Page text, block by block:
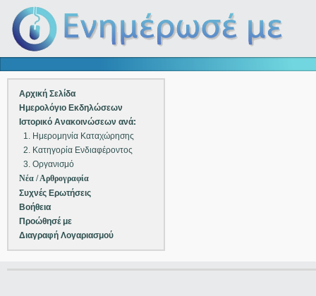
Αρχική Σελίδα
Ημερολόγιο Εκδηλώσεων
Ιστορικό Ανακοινώσεων ανά:
1. Ημερομηνία Καταχώρησης
2. Κατηγορία Ενδιαφέροντος
3. Οργανισμό
Νέα / Αρθρογραφία
Συχνές Ερωτήσεις
Βοήθεια
Προώθησέ με
Διαγραφή Λογαριασμού